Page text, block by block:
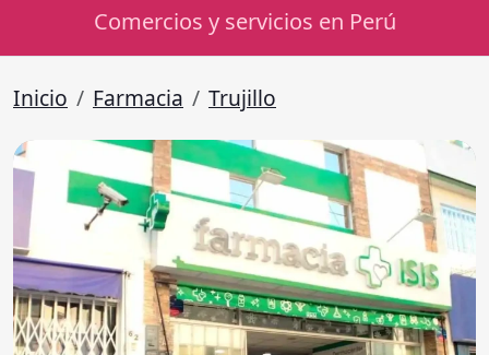
Comercios y servicios en Perú
Inicio Farmacia Trujillo